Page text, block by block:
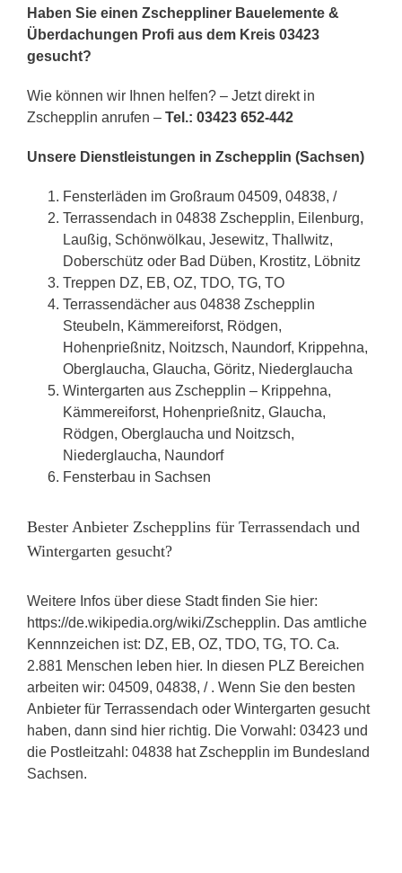
Haben Sie einen Zscheppliner Bauelemente &
Überdachungen Profi aus dem Kreis 03423
gesucht?
Wie können wir Ihnen helfen? – Jetzt direkt in
Zschepplin anrufen – Tel.: 03423 652-442
Unsere Dienstleistungen in Zschepplin (Sachsen)
Fensterläden im Großraum 04509, 04838, /
Terrassendach in 04838 Zschepplin, Eilenburg,
Laußig, Schönwölkau, Jesewitz, Thallwitz,
Doberschütz oder Bad Düben, Krostitz, Löbnitz
Treppen DZ, EB, OZ, TDO, TG, TO
Terrassendächer aus 04838 Zschepplin
Steubeln, Kämmereiforst, Rödgen,
Hohenprießnitz, Noitzsch, Naundorf, Krippehna,
Oberglaucha, Glaucha, Göritz, Niederglaucha
Wintergarten aus Zschepplin – Krippehna,
Kämmereiforst, Hohenprießnitz, Glaucha,
Rödgen, Oberglaucha und Noitzsch,
Niederglaucha, Naundorf
Fensterbau in Sachsen
Bester Anbieter Zschepplins für Terrassendach und
Wintergarten gesucht?
Weitere Infos über diese Stadt finden Sie hier:
https://de.wikipedia.org/wiki/Zschepplin. Das amtliche
Kennnzeichen ist: DZ, EB, OZ, TDO, TG, TO. Ca.
2.881 Menschen leben hier. In diesen PLZ Bereichen
arbeiten wir: 04509, 04838, / . Wenn Sie den besten
Anbieter für Terrassendach oder Wintergarten gesucht
haben, dann sind hier richtig. Die Vorwahl: 03423 und
die Postleitzahl: 04838 hat Zschepplin im Bundesland
Sachsen.